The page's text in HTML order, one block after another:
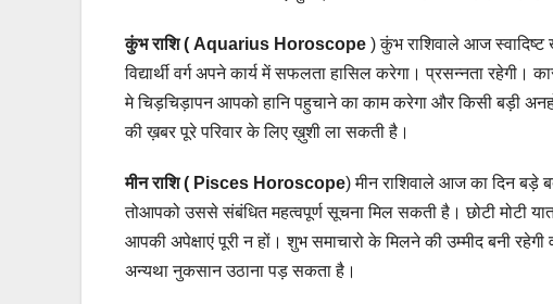
कुंभ राशि ( Aquarius Horoscope ) कुंभ राशिवाले आज स्वादिष्ट
विद्यार्थी वर्ग अपने कार्य में सफलता हासिल करेगा। प्रसन्नता रहेगी।
मे चिड़चिड़ापन आपको हानि पहुचाने का काम करेगा और किसी बड़ी
की ख़बर पूरे परिवार के लिए ख़ुशी ला सकती है।
मीन राशि ( Pisces Horoscope) मीन राशिवाले आज का दिन बड़े
तोआपको उससे संबंधित महत्वपूर्ण सूचना मिल सकती है। छोटी मोटी
आपकी अपेक्षाएं पूरी न हों। शुभ समाचारो के मिलने की उम्मीद बनी
अन्यथा नुकसान उठाना पड़ सकता है।